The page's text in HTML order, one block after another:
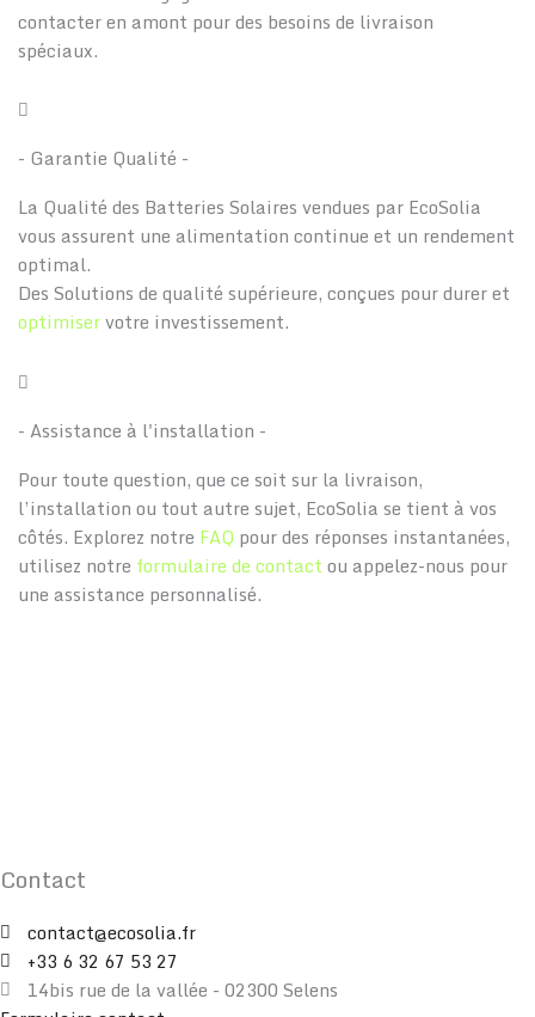
contacter en amont pour des besoins de livraison
spéciaux.
- Garantie Qualité -
La Qualité des Batteries Solaires vendues par EcoSolia
vous assurent une alimentation continue et un rendement
optimal.
Des Solutions de qualité supérieure, conçues pour durer et
optimiservotre investissement.
- Assistance à l'installation -
Pour toute question, que ce soit sur la livraison,
l’installation ou tout autre sujet, EcoSolia se tient à vos
côtés. Explorez notre FAQ pour des réponses instantanées,
utilisez notre formulaire de contact ou appelez-nous pour
une assistance personnalisé.
Contact
contact@ecosolia.fr
+33 6 32 67 53 27
14bis rue de la vallée - 02300 Selens